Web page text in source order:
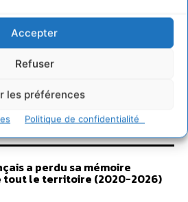
Accepter
Refuser
les préférences
Politique de confidentialité
Cdurable
a perdu sa mémoire
tout le territoire (2020-2026)